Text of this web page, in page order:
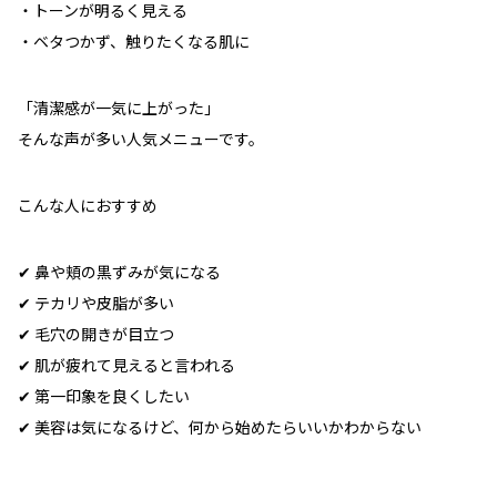
・トーンが明るく見える
・ベタつかず、触りたくなる肌に
「清潔感が一気に上がった」
そんな声が多い人気メニューです。
こんな人におすすめ
✔ 鼻や頬の黒ずみが気になる
✔ テカリや皮脂が多い
✔ 毛穴の開きが目立つ
✔ 肌が疲れて見えると言われる
✔ 第一印象を良くしたい
✔ 美容は気になるけど、何から始めたらいいかわからない